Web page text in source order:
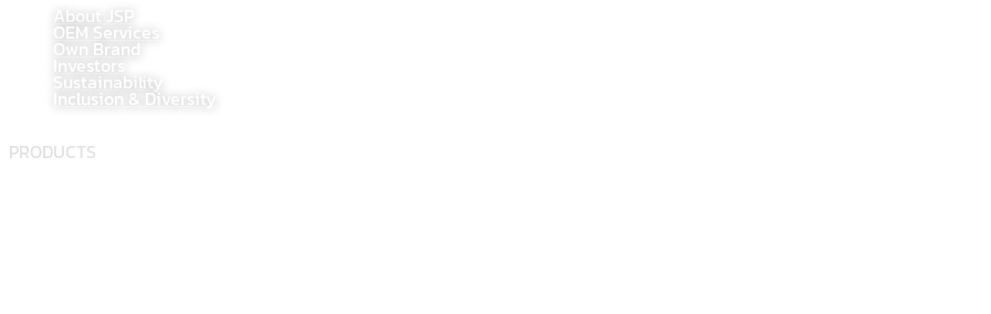
About JSP
OEM Services
Own Brand
Investors
Sustainability
Inclusion & Diversity
PRODUCTS